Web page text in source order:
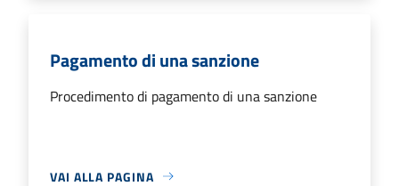
Pagamento di una sanzione
Procedimento di pagamento di una sanzione
VAI ALLA PAGINA